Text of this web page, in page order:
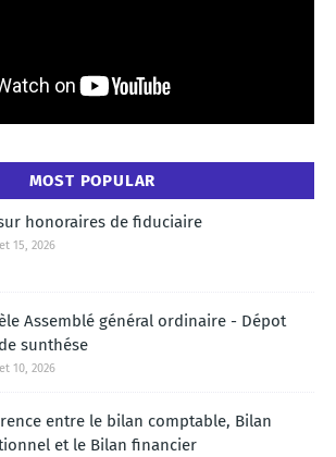
MOST POPULAR
honoraires de fiduciaire
15, 2026
Assemblé général ordinaire - Dépot
sunthése
10, 2026
entre le bilan comptable, Bilan
et le Bilan financier